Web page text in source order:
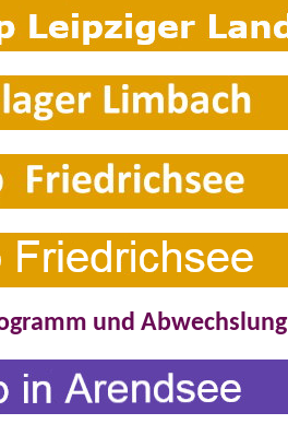
und Abwechslung